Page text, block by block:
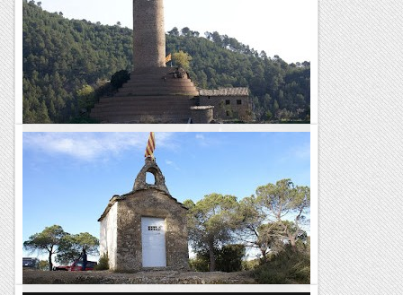
Com ha plogut una mica i sembla que no hi haurà pols hem
sortit amb el Range a fer un tomb.Hem quedat passat Olesa,
al camí de la Puda des d'on pugem cap al Coll de les...
Les Rutes d'en Toti
Pel Bages i el Berguedà
Teníem pendent un tram d'una ruta pels voltants de Súria,
el camí estava tallat per una esllavissada i no vàrem poder
passar.Aprofitant que fa un bon dia hem tornat a fer la...
Les Rutes d'en Toti